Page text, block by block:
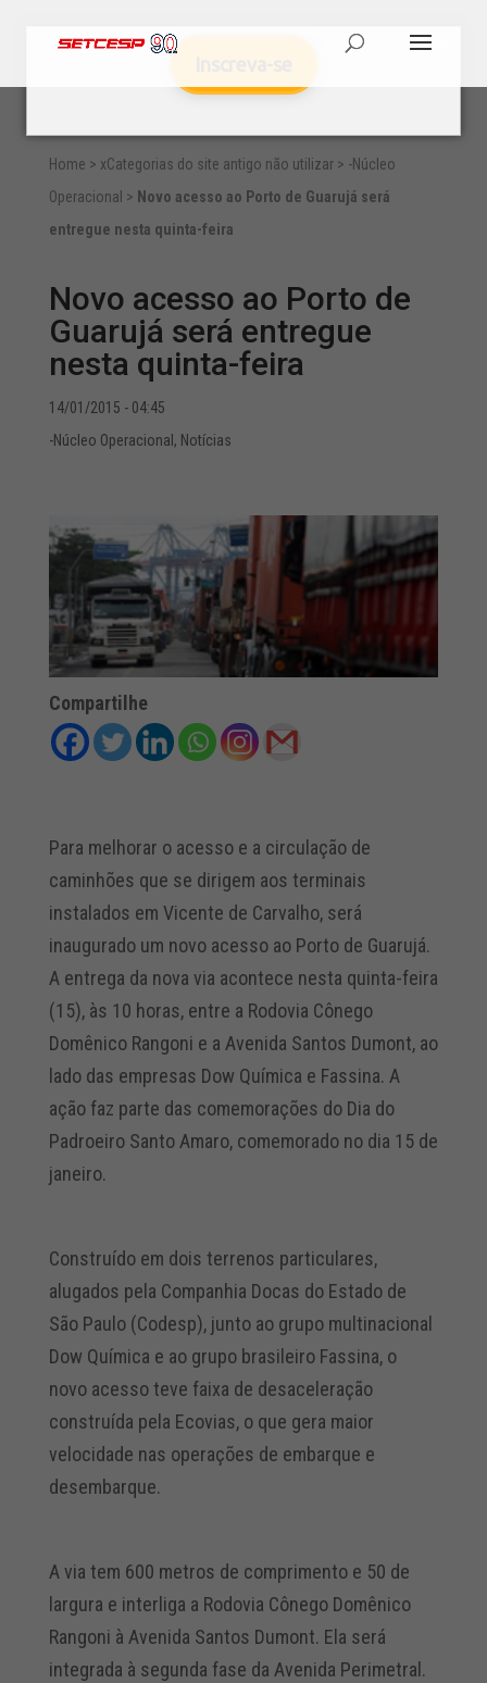
Home > xCategorias do site antigo não utilizar> -Núcleo
Operacional > Novo acesso ao Porto de Guarujá será
entregue nesta quinta-feira
Novo acesso ao Porto de
Guarujá será entregue
nesta quinta-feira
14/01/2015 - 04:45
-Núcleo Operacional , Notícias
Compartilhe
Para melhorar o acesso e a circulação de
caminhões que se dirigem aos terminais
instalados em Vicente de Carvalho, será
inaugurado um novo acesso ao Porto de Guarujá.
A entrega da nova via acontece nesta quinta-feira
(15), às 10 horas, entre a Rodovia Cônego
Domênico Rangoni e a Avenida Santos Dumont, ao
lado das empresas Dow Química e Fassina. A
ação faz parte das comemorações do Dia do
Padroeiro Santo Amaro, comemorado no dia 15 de
janeiro.
Construído em dois terrenos particulares,
alugados pela Companhia Docas do Estado de
São Paulo (Codesp), junto ao grupo multinacional
Dow Química e ao grupo brasileiro Fassina, o
novo acesso teve faixa de desaceleração
construída pela Ecovias, o que gera maior
velocidade nas operações de embarque e
desembarque.
A via tem 600 metros de comprimento e 50 de
largura e interliga a Rodovia Cônego Domênico
Rangoni à Avenida Santos Dumont. Ela será
integrada à segunda fase da Avenida Perimetral.